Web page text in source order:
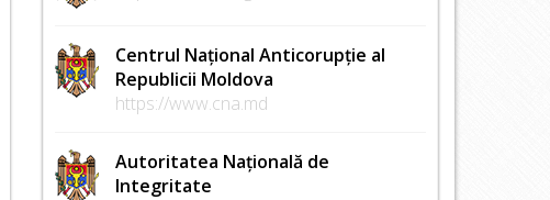
Centrul Național Anticorupție al
Republicii Moldova
https://www.cna.md
Autoritatea Națională de
Integritate